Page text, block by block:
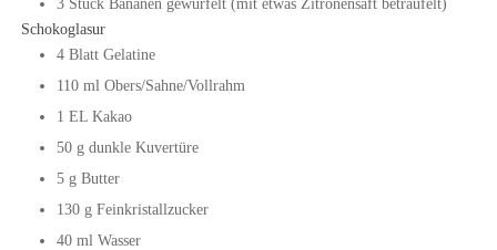
3 Stück Bananen gewürfelt (mit etwas Zitronensaft beträufelt)
Schokoglasur
4 Blatt Gelatine
110 ml Obers/Sahne/Vollrahm
1 EL Kakao
50 g dunkle Kuvertüre
5 g Butter
130 g Feinkristallzucker
40 ml Wasser